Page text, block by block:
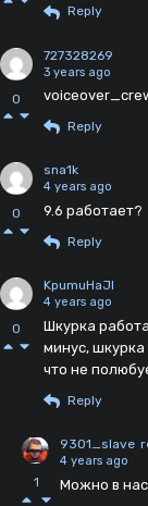
Reply
0
727328269
3 years ago
Reply
0
sna1k
4 years ago
9.6 работает?
Reply
0
KpumuHaJl
4 years ago
Шкурка
минус, шкурка
что не
Reply
1
9301_slave
4 years ago
Можно в